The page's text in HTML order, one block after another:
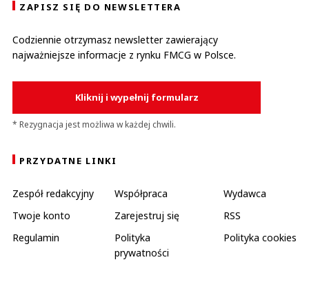
ZAPISZ SIĘ DO NEWSLETTERA
Codziennie otrzymasz newsletter zawierający
najważniejsze informacje z rynku FMCG w Polsce.
Kliknij i wypełnij formularz
* Rezygnacja jest możliwa w każdej chwili.
PRZYDATNE LINKI
Zespół redakcyjny Współpraca
Wydawca
Twoje konto
Zarejestruj się
RSS
Regulamin
Polityka
prywatności
Polityka cookies